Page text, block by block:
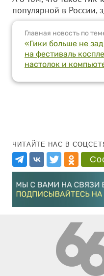
популярной в России,
Главная новость по
«Гики больше не
на фестиваль
настолок и
ЧИТАЙТЕ НАС В